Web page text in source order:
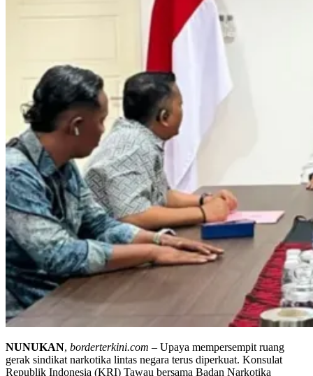
NUNUKAN, borderterkini.com – Upaya mempersempit ruang
gerak sindikat narkotika lintas negara terus diperkuat. Konsulat
Republik Indonesia (KRI) Tawau bersama Badan Narkotika